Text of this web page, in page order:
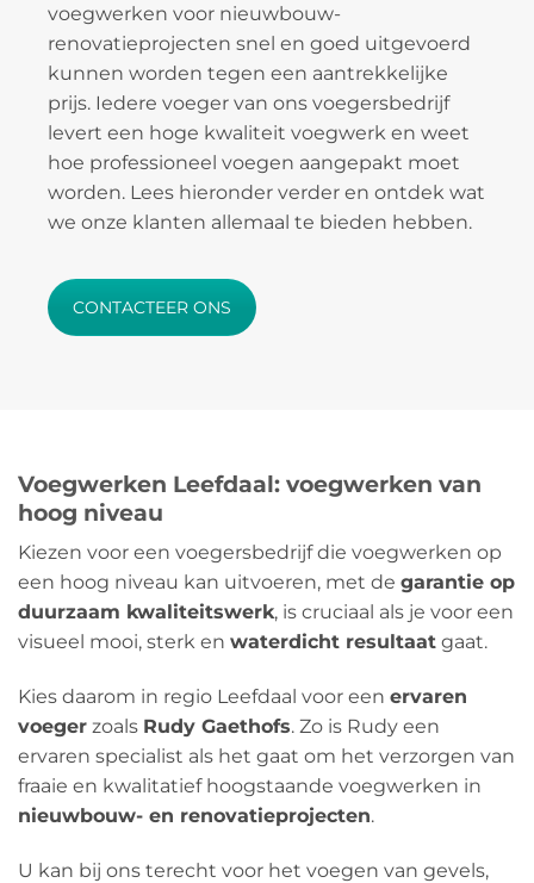
voegwerken voor nieuwbouw-
renovatieprojecten snel en goed uitgevoerd
kunnen worden tegen een aantrekkelijke
prijs. Iedere voeger van ons voegersbedrijf
levert een hoge kwaliteit voegwerk en weet
hoe professioneel voegen aangepakt moet
worden. Lees hieronder verder en ontdek wat
we onze klanten allemaal te bieden hebben.
CONTACTEER ONS
Voegwerken Leefdaal: voegwerken van
hoog niveau
Kiezen voor een voegersbedrijf die voegwerken op
een hoog niveau kan uitvoeren, met de garantie op
duurzaam kwaliteitswerk, is cruciaal als je voor een
visueel mooi, sterk en waterdicht resultaat gaat.
Kies daarom in regio Leefdaal voor een ervaren
voeger zoals Rudy Gaethofs. Zo is Rudy een
ervaren specialist als het gaat om het verzorgen van
fraaie en kwalitatief hoogstaande voegwerken in
nieuwbouw- en renovatieprojecten.
U kan bij ons terecht voor het voegen van gevels,